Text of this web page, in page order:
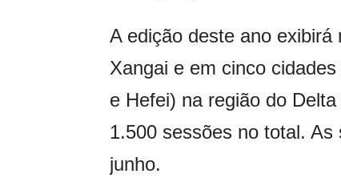
A edição deste ano
Xangai e em cinco
e Hefei) na região do
1.500 sessões no total.
junho.